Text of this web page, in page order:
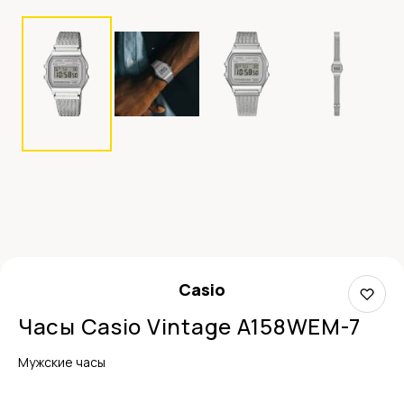
Casio
Часы Casio Vintage A158WEM-7
Мужские часы